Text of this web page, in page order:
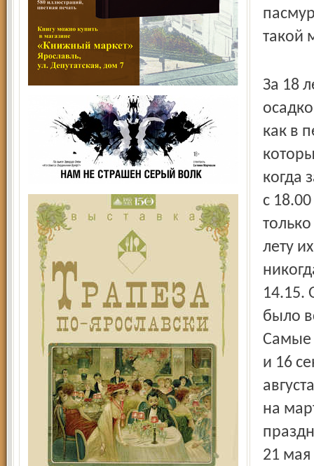
такой
За 18
как в
когда
с
лету
14.15.
было
Самые
и 16
на
21